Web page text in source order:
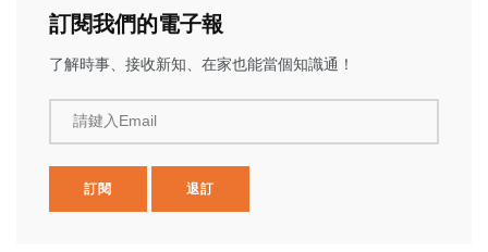
訂閱我們的電子報
了解時事、接收新知、在家也能當個知識通！
請鍵入Email
訂閱 退訂